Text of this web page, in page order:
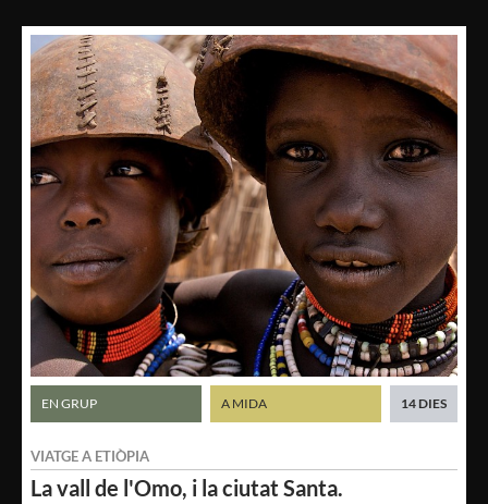
La vall de l'Omo, i la ciutat Santa.
VIATGE A ETIÒPIA
EN GRUP A MIDA 14 DIES